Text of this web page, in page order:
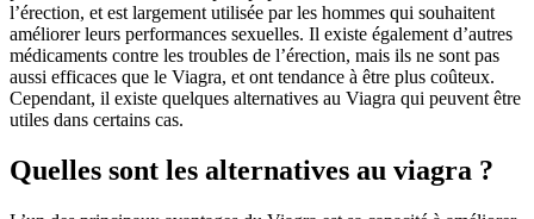
l’érection, et est largement utilisée par les hommes qui souhaitent
améliorer leurs performances sexuelles. Il existe également d’autres
médicaments contre les troubles de l’érection, mais ils ne sont pas
aussi efficaces que le Viagra, et ont tendance à être plus coûteux.
Cependant, il existe quelques alternatives au Viagra qui peuvent être
utiles dans certains cas.
Quelles sont les alternatives au viagra ?